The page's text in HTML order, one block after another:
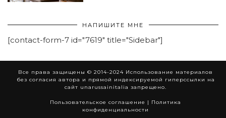
НАПИШИТЕ МНЕ
[contact-form-7 id="7619" title="Sidebar"]
Все права защищены © 2014-2024 Использование материалов
без согласия автора и прямой индексируемой гиперссылки на
сайт unarussainitalia запрещено.
Пользовательское соглашение | Политика
конфиденциальности